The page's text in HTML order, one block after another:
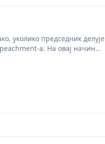
уколико председник делује
а. На овај начин